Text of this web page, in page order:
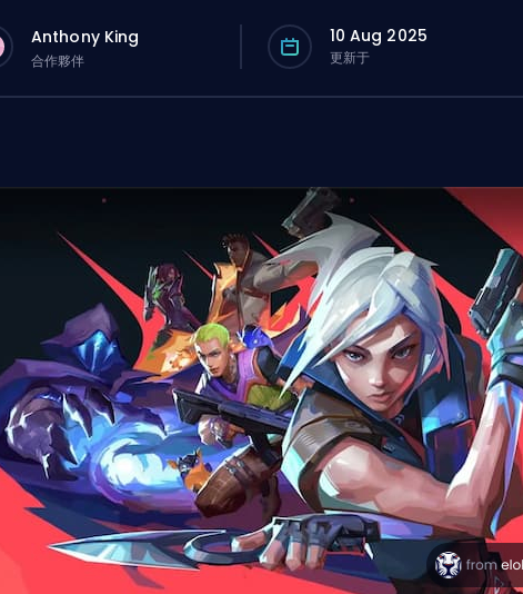
Anthony King
合作夥伴
10 Aug 2025
更新于